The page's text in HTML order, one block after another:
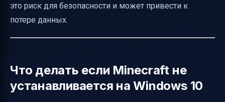
это риск для безопасности и может привести к
потере данных.
Что делать если Minecraft не
устанавливается на Windows 10